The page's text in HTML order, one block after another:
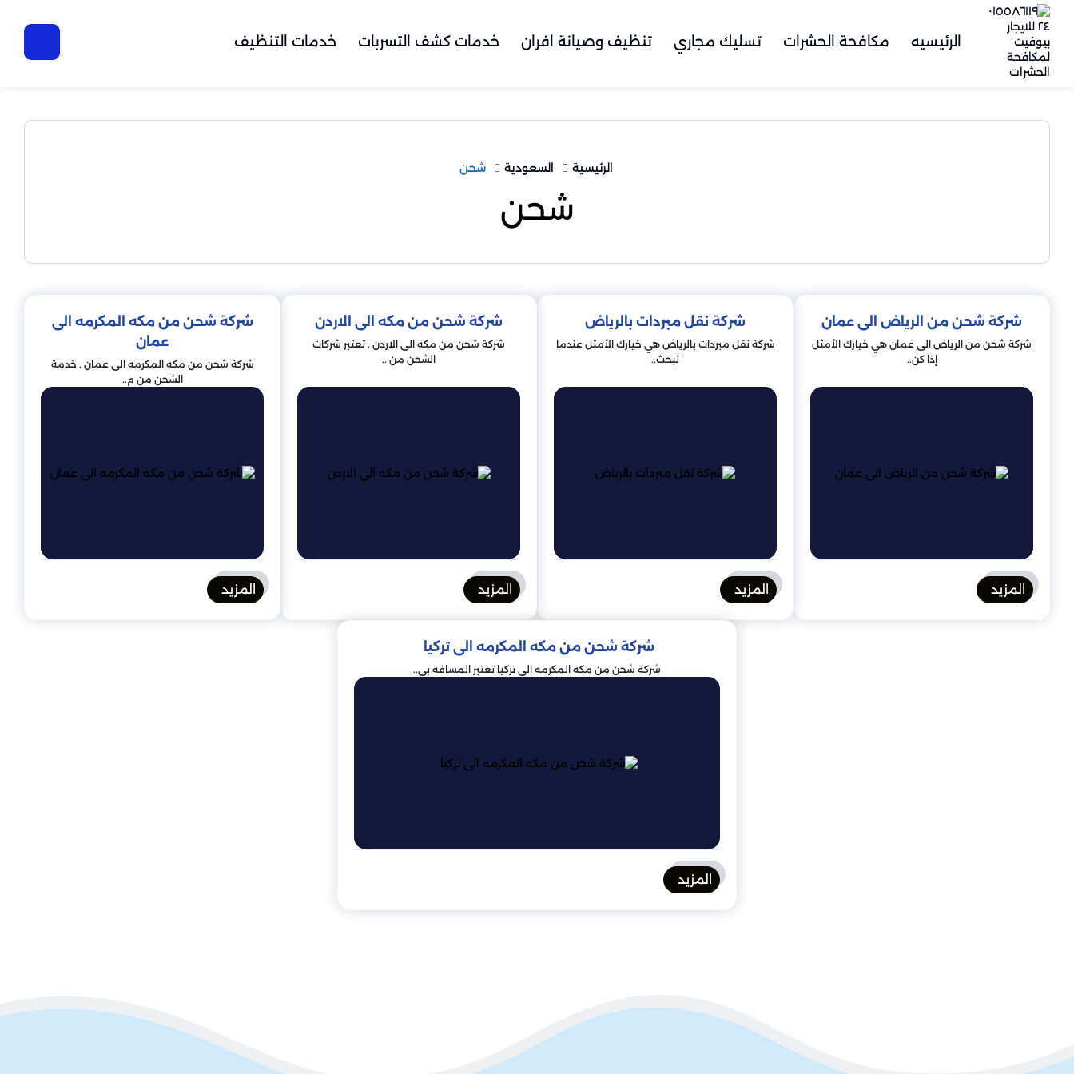
الرئيسيه مكافحة الحشرات تسليك مجاري تنظيف وصيانة افران خدمات كشف التسربات خدمات التنظيف
الرئيسية السعودية شحن
شحن
شركة شحن من الرياض الى عمان
شركة شحن من الرياض الى عمان هي خيارك الأمثل
إذا كن..
المزيد
شركة نقل مبردات بالرياض
شركة نقل مبردات بالرياض هي خيارك الأمثل عندما
تبحث..
المزيد
شركة شحن من مكه الى الاردن
شركة شحن من مكه الى الاردن , تعتبر شركات
الشحن من ..
المزيد
شركة شحن من مكه المكرمه الى
عمان
شركة شحن من مكه المكرمه الى عمان , خدمة
الشحن من م..
المزيد
شركة شحن من مكه المكرمه الى تركيا
شركة شحن من مكه المكرمه الى تركيا تعتبر المسافة بي..
المزيد